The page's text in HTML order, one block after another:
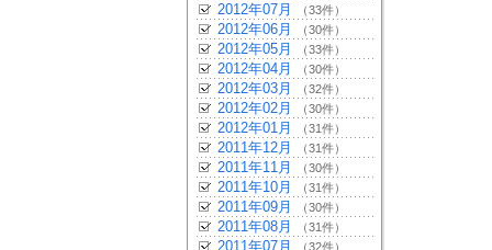
2012年07月 （33件）
2012年06月 （30件）
2012年05月 （33件）
2012年04月 （30件）
2012年03月 （32件）
2012年02月 （30件）
2012年01月 （31件）
2011年12月 （31件）
2011年11月 （30件）
2011年10月 （31件）
2011年09月 （30件）
2011年08月 （31件）
2011年07月 （32件）